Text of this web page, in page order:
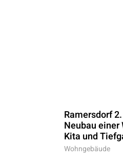
Ramersdorf
Neubau
Kita und
Wohngebäude